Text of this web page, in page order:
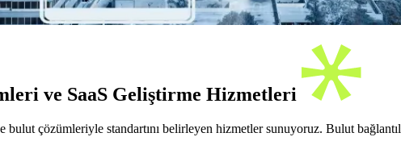
ve SaaS Geliştirme Hizmetleri
çözümleriyle standartını belirleyen hizmetler sunuyoruz. Bulut